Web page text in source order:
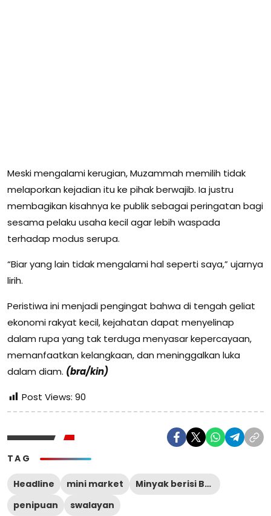
Meski mengalami kerugian, Muzammah memilih tidak
melaporkan kejadian itu ke pihak berwajib. Ia justru
membagikan kisahnya ke publik sebagai peringatan bagi
sesama pelaku usaha kecil agar lebih waspada
terhadap modus serupa.
“Biar yang lain tidak mengalami hal seperti saya,” ujarnya
lirih.
Peristiwa ini menjadi pengingat bahwa di tengah geliat
ekonomi rakyat kecil, kejahatan dapat menyelinap
dalam rupa yang tak terduga menyasar kepercayaan,
memanfaatkan kelangkaan, dan meninggalkan luka
dalam diam. (bra/kin)
Post Views: 90
TAG
Headline mini market
Minyak berisi Batako
penipuan
swalayan